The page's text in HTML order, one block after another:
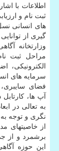
اطلاعات با
ثبت نام و
های انسانی
گیری از
وزارتخانه
مراحل ثبت
فضای
به تعالی در
نگری و توجه
از خاصیتهای
برشمرد و از
این حوزه